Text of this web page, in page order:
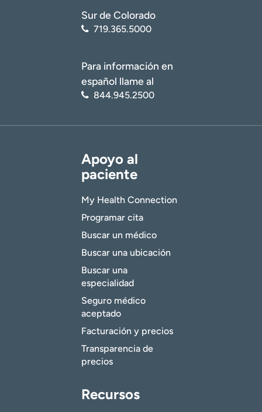
Sur de Colorado
719.365.5000
Para información en
español llame al
844.945.2500
Apoyo al
paciente
My Health Connection
Programar cita
Buscar un médico
Buscar una ubicación
Buscar una
especialidad
Seguro médico
aceptado
Facturación y precios
Transparencia de
precios
Recursos